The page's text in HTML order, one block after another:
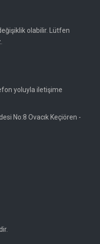
olabilir. Lütfen
yoluyla iletişime
No:8 Ovacık Keçiören -